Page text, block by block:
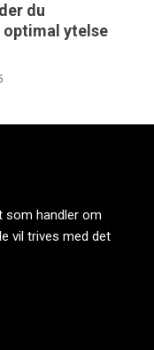
du
ytelse
som handler om
vil trives med det